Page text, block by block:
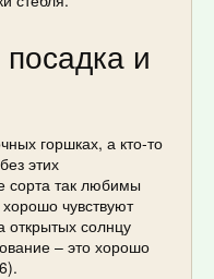
и
горшках, а кто-то
этих
сорта так любимы
чувствуют
открытых солнцу
– это хорошо